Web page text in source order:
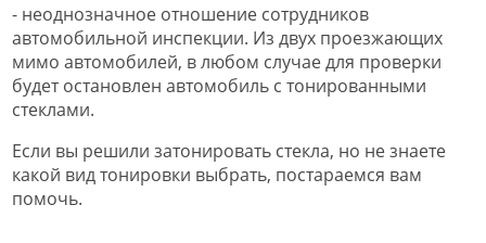
- неоднозначное отношение сотрудников
автомобильной инспекции. Из двух проезжающих
мимо автомобилей, в любом случае для проверки
будет остановлен автомобиль с тонированными
стеклами.
Если вы решили затонировать стекла, но не знаете
какой вид тонировки выбрать, постараемся вам
помочь.